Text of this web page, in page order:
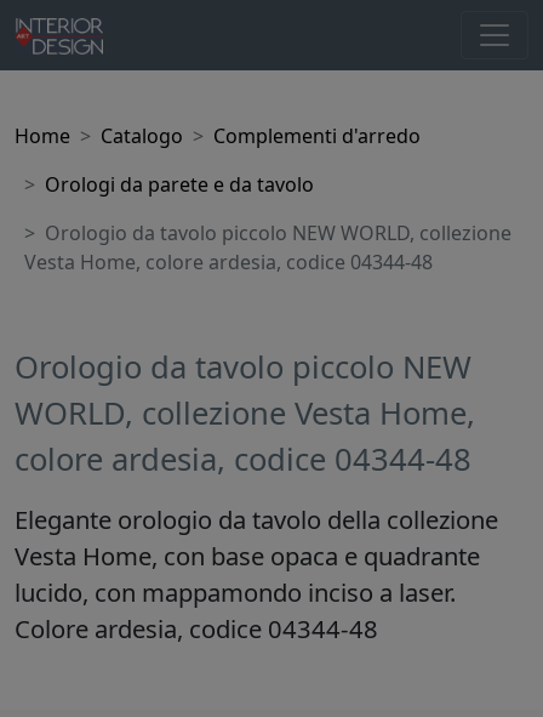
Home Catalogo
Complementi d'arredo
Orologi da parete e da tavolo
Orologio da tavolo piccolo NEW WORLD, collezione
Vesta Home, colore ardesia, codice 04344-48
Orologio da tavolo piccolo NEW
WORLD, collezione Vesta Home,
colore ardesia, codice 04344-48
Elegante orologio da tavolo della collezione
Vesta Home, con base opaca e quadrante
lucido, con mappamondo inciso a laser.
Colore ardesia, codice 04344-48